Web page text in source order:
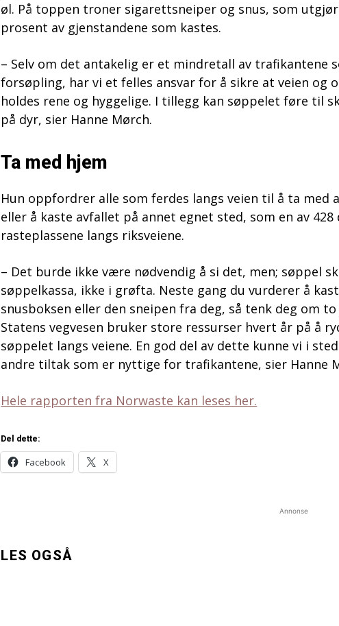
øl. På toppen troner sigarettsneiper og snus, som utgjør
prosent av gjenstandene som kastes.
– Selv om det antakelig er et mindretall av trafikantene
forsøpling, har vi et felles ansvar for å sikre at veien og
holdes rene og hyggelige. I tillegg kan søppelet føre til
på dyr, sier Hanne Mørch.
Ta med hjem
Hun oppfordrer alle som ferdes langs veien til å ta med
eller å kaste avfallet på annet egnet sted, som en av 428
rasteplassene langs riksveiene.
– Det burde ikke være nødvendig å si det, men; søppel
søppelkassa, ikke i grøfta. Neste gang du vurderer å
snusboksen eller den sneipen fra deg, så tenk deg om to
Statens vegvesen bruker store ressurser hvert år på å
søppelet langs veiene. En god del av dette kunne vi i
andre tiltak som er nyttige for trafikantene, sier Hanne
Hele rapporten fra Norwaste kan leses her.
Del dette:
Facebook X
Annonse
LES OGSÅ